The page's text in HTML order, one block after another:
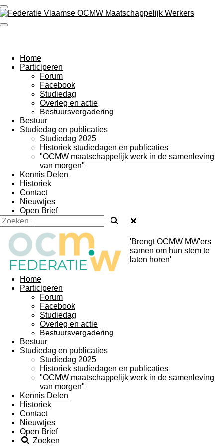
Ga
direct
naar
Home
Participeren
Forum
Facebook
Studiedag
Overleg en actie
Bestuursvergadering
Bestuur
Studiedag en publicaties
Studiedag 2025
Historiek studiedagen en publicaties
"OCMW maatschappelijk werk in de samenleving
van morgen"
Kennis Delen
Historiek
Contact
Nieuwtjes
Open Brief
'Brengt OCMW MW'ers
samen om hun stem te
laten horen'
Home
Participeren
Forum
Facebook
Studiedag
Overleg en actie
Bestuursvergadering
Bestuur
Studiedag en publicaties
Studiedag 2025
Historiek studiedagen en publicaties
"OCMW maatschappelijk werk in de samenleving
van morgen"
Kennis Delen
Historiek
Contact
Nieuwtjes
Open Brief
Zoeken